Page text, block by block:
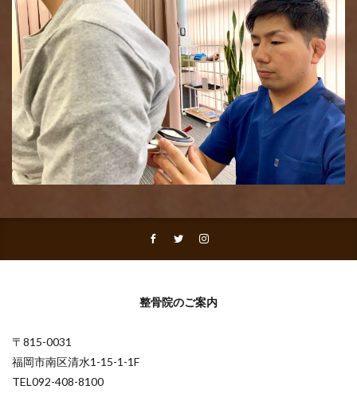
整骨院のご案内
〒815-0031
福岡市南区清水1-15-1-1F
TEL092-408-8100